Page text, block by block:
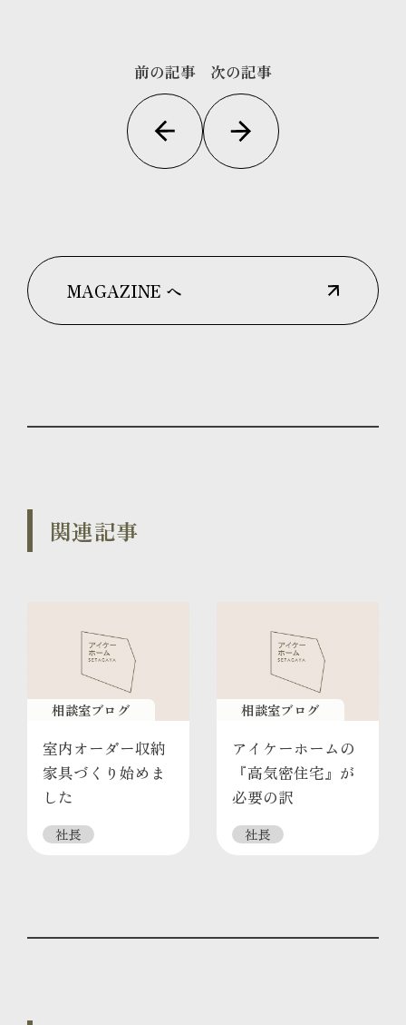
前の記事 次の記事
MAGAZINE へ
関連記事
相談室ブログ
室内オーダー収納
家具づくり始めま
した
社長
相談室ブログ
アイケーホームの
『高気密住宅』が
必要の訳
社長